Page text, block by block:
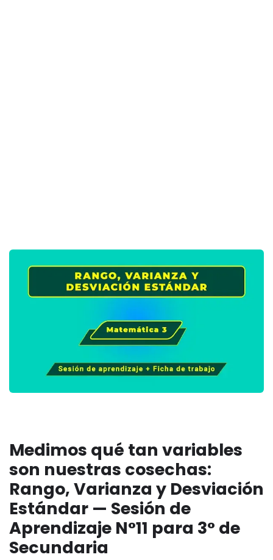
Medimos qué tan variables
son nuestras cosechas:
Rango, Varianza y Desviación
Estándar — Sesión de
Aprendizaje N°11 para 3° de
Secundaria